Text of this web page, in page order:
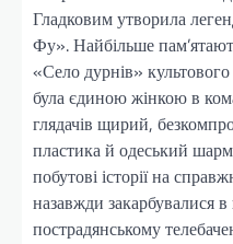
Гладковим утворила
Фу». Найбільше
«Село дурнів»
була єдиною жінкою в
глядачів щирий,
пластика й одеський
побутові історії на
назавжди закарбувалися в
пострадянському